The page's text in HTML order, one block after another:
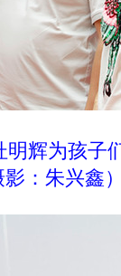
辉为孩子
影： 朱兴鑫